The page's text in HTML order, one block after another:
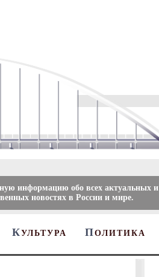
информацию обо всех актуальных
новостях в России и мире.
КУЛЬТУРА ПОЛИТИКА